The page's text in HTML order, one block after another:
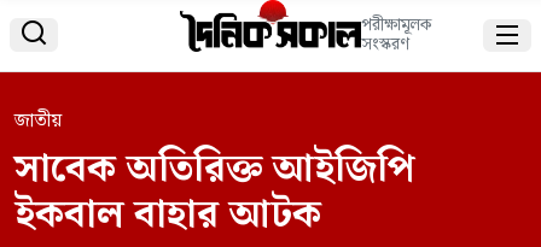
 পরীক্ষামূলক
সংস্করণ 
জাতীয়
সাবেক অতিরিক্ত আইজিপি
ইকবাল বাহার আটক